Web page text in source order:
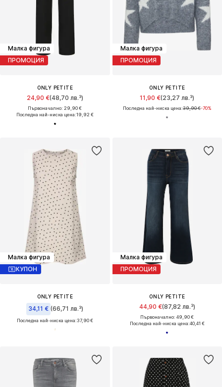
Малка фигура
ПРОМОЦИЯ
ONLY PETITE
24,90 €(48,70 лв.³)
Първоначално: 29,90 €
Последна най-ниска цена:19,92 €
Малка фигура
ПРОМОЦИЯ
ONLY PETITE
11,90 €(23,27 лв.³)
Последна най-ниска цена:39,90 €-70%
Малка фигура
КУПОН
ONLY PETITE
34,11 € (66,71 лв.³)
Последна най-ниска цена:37,90 €
Малка фигура
ПРОМОЦИЯ
ONLY PETITE
44,90 €(87,82 лв.³)
Първоначално: 49,90 €
Последна най-ниска цена:40,41 €